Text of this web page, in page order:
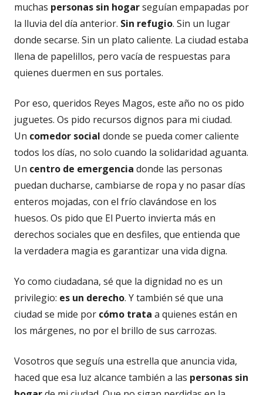
muchas personas sin hogarseguían empapadas por
la lluvia del día anterior. Sin refugio. Sin un lugar
donde secarse. Sin un plato caliente. La ciudad estaba
llena de papelillos, pero vacía de respuestas para
quienes duermen en sus portales.
Por eso, queridos Reyes Magos, este año no os pido
juguetes. Os pido recursos dignos para mi ciudad.
Un comedor social donde se pueda comer caliente
todos los días, no solo cuando la solidaridad aguanta.
Un centro de emergencia donde las personas
puedan ducharse, cambiarse de ropa y no pasar días
enteros mojadas, con el frío clavándose en los
huesos. Os pido que El Puerto invierta más en
derechos sociales que en desfiles, que entienda que
la verdadera magia es garantizar una vida digna.
Yo como ciudadana, sé que la dignidad no es un
privilegio: es un derecho. Y también sé que una
ciudad se mide por cómo trata a quienes están en
los márgenes, no por el brillo de sus carrozas.
Vosotros que seguís una estrella que anuncia vida,
haced que esa luz alcance también a las personas sin